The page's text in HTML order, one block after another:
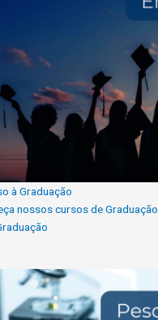
à Graduação
nossos cursos de Graduação